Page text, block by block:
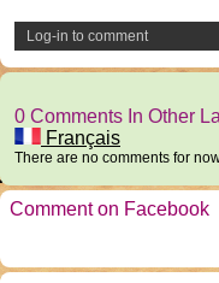
Log-in to comment
0 Comments In Other
Français
There are no comments for
Comment on Facebook